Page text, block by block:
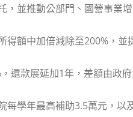
，並推動公部門、國營事業
額中加倍減除至200%，
還款展延加1年，差額由政
每學年最高補助3.5萬元，以